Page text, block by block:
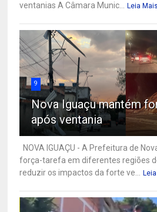
ventanias A Câmara Munic...
Leia Mais
9
Nova Iguaçu mantém
após ventania
NOVA IGUAÇU - A Prefeitura de
força-tarefa em diferentes regiões
reduzir os impactos da forte ve...